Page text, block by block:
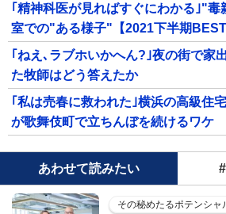
｢精神科医が見ればすぐにわかる｣"
室での"ある様子"【2021下半期
｢ねえ､ラブホいかへん?｣夜の街で家
た牧師はどう答えたか
｢私は売春に救われた｣横浜の高級住
が歌舞伎町で立ちんぼを続けるワケ
あわせて読みたい
その秘めたるポテンシャ